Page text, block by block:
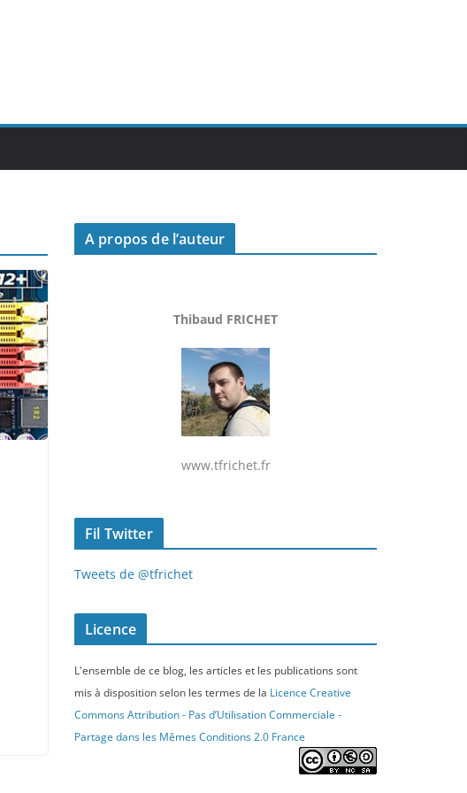
A propos de l’auteur
Thibaud FRICHET
www.tfrichet.fr
Fil Twitter
Tweets de @tfrichet
Licence
L'ensemble de ce blog, les articles et les publications sont
mis à disposition selon les termes de la Licence Creative
Commons Attribution - Pas d’Utilisation Commerciale -
Partage dans les Mêmes Conditions 2.0 France